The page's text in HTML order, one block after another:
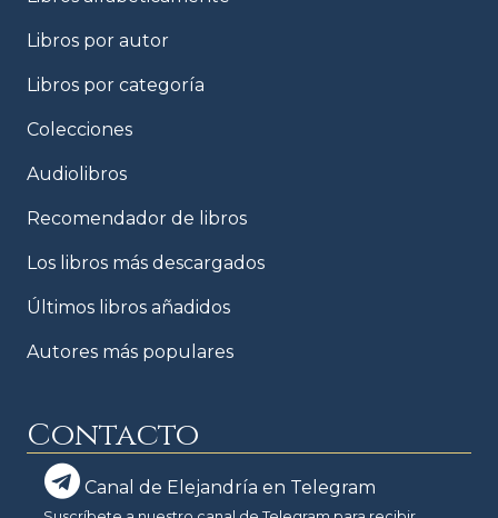
Libros por autor
Libros por categoría
Colecciones
Audiolibros
Recomendador de libros
Los libros más descargados
Últimos libros añadidos
Autores más populares
Contacto
Canal de Elejandría en Telegram